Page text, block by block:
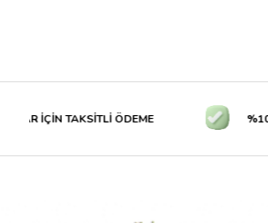
İÇİN TAKSİTLİ ÖDEME